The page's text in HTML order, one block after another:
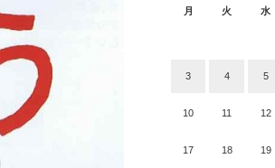
月
火 水
3 4 5
10 11 12
17 18 19